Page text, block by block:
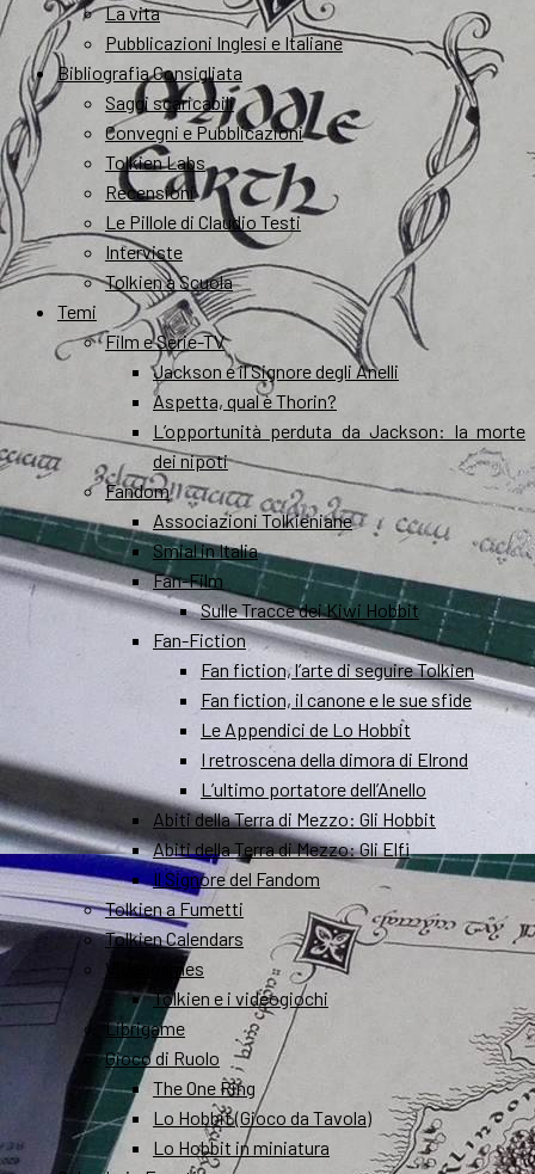
La vita
Pubblicazioni Inglesi e Italiane
Bibliografia Consigliata
Saggi scaricabili
Convegni e Pubblicazioni
Tolkien Labs
Recensioni
Le Pillole di Claudio Testi
Interviste
Tolkien a Scuola
Temi
Film e Serie-TV
Jackson e il Signore degli Anelli
Aspetta, qual è Thorin?
L’opportunità perduta da Jackson: la morte
dei nipoti
Fandom
Associazioni Tolkieniane
Smial in Italia
Fan-Film
Sulle Tracce dei Kiwi Hobbit
Fan-Fiction
Fan fiction, l’arte di seguire Tolkien
Fan fiction, il canone e le sue sfide
Le Appendici de Lo Hobbit
I retroscena della dimora di Elrond
L’ultimo portatore dell’Anello
Abiti della Terra di Mezzo: Gli Hobbit
Abiti della Terra di Mezzo: Gli Elfi
Il Signore del Fandom
Tolkien a Fumetti
Tolkien Calendars
Videogames
Tolkien e i videogiochi
Librigame
Gioco di Ruolo
The One Ring
Lo Hobbit (Gioco da Tavola)
Lo Hobbit in miniatura